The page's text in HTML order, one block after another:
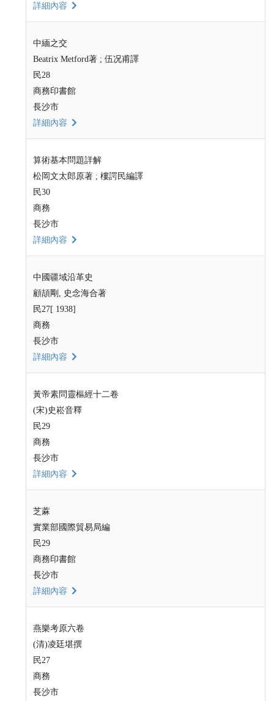
詳細內容
中緬之交
Beatrix Metford著 ; 伍况甫譯
民28
商務印書館
長沙市
詳細內容
算術基本問題詳解
松岡文太郎原著 ; 樓諤民編譯
民30
商務
長沙市
詳細內容
中國疆域沿革史
顧頡剛, 史念海合著
民27[ 1938]
商務
長沙市
詳細內容
黃帝素問靈樞經十二卷
(宋)史崧音釋
民29
商務
長沙市
詳細內容
芝蔴
實業部國際貿易局編
民29
商務印書館
長沙市
詳細內容
燕樂考原六卷
(清)凌廷堪撰
民27
商務
長沙市